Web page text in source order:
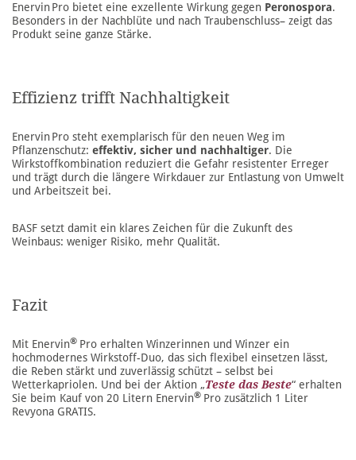
Enervin Pro bietet eine exzellente Wirkung gegen Peronospora.
Besonders in der Nachblüte und nach Traubenschluss– zeigt das
Produkt seine ganze Stärke.
Effizienz trifft Nachhaltigkeit
Enervin Pro steht exemplarisch für den neuen Weg im
Pflanzenschutz: effektiv, sicher und nachhaltiger. Die
Wirkstoffkombination reduziert die Gefahr resistenter Erreger
und trägt durch die längere Wirkdauer zur Entlastung von Umwelt
und Arbeitszeit bei.
BASF setzt damit ein klares Zeichen für die Zukunft des
Weinbaus: weniger Risiko, mehr Qualität.
Fazit
Mit Enervin® Pro erhalten Winzerinnen und Winzer ein
hochmodernes Wirkstoff-Duo, das sich flexibel einsetzen lässt,
die Reben stärkt und zuverlässig schützt – selbst bei
Wetterkapriolen. Und bei der Aktion „Teste das Beste“ erhalten
Sie beim Kauf von 20 Litern Enervin® Pro zusätzlich 1 Liter
Revyona GRATIS.